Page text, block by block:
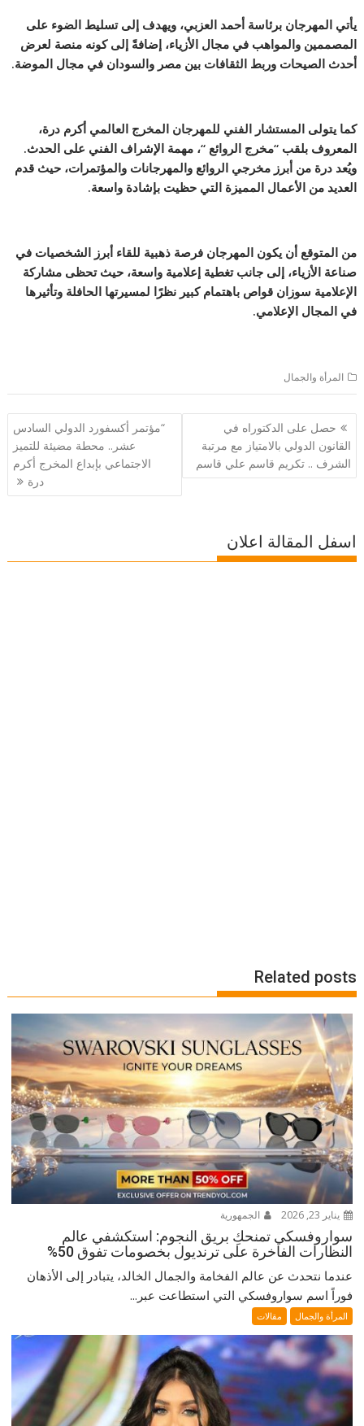
يأتي المهرجان برئاسة أحمد العزبي، ويهدف إلى تسليط الضوء على
المصممين والمواهب في مجال الأزياء، إضافةً إلى كونه منصة لعرض
أحدث الصيحات وربط الثقافات بين مصر والسودان في مجال الموضة.
كما يتولى المستشار الفني للمهرجان المخرج العالمي أكرم درة،
المعروف بلقب “مخرج الروائع “، مهمة الإشراف الفني على الحدث.
ويُعد درة من أبرز مخرجي الروائع والمهرجانات والمؤتمرات، حيث قدم
العديد من الأعمال المميزة التي حظيت بإشادة واسعة.
من المتوقع أن يكون المهرجان فرصة ذهبية للقاء أبرز الشخصيات في
صناعة الأزياء، إلى جانب تغطية إعلامية واسعة، حيث تحظى مشاركة
الإعلامية سوزان قواص باهتمام كبير نظرًا لمسيرتها الحافلة وتأثيرها
في المجال الإعلامي.
المرأة والجمال
تصفّح
المقالات
حصل على الدكتوراه في
القانون الدولي بالامتياز مع مرتبة
الشرف .. تكريم قاسم علي قاسم
“مؤتمر أكسفورد الدولي السادس
عشر.. محطة مضيئة للتميز
الاجتماعي بإبداع المخرج أكرم
درة
اسفل المقالة اعلان
Related posts
يناير 23, 2026 الجمهورية
سواروفسكي تمنحكِ بريق النجوم: استكشفي عالم
النظارات الفاخرة على ترنديول بخصومات تفوق 50%
عندما نتحدث عن عالم الفخامة والجمال الخالد، يتبادر إلى الأذهان
فوراً اسم سواروفسكي التي استطاعت عبر...
المرأة والجمال مقالات